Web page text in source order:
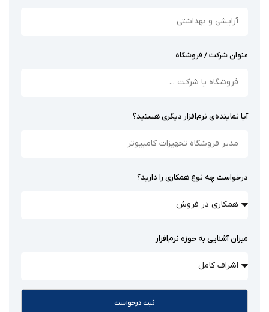
عنوان شرکت / فروشگاه
آیا نماینده‌ی نرم‌افزار دیگری هستید؟
درخواست چه نوع همکاری را دارید؟
میزان آشنایی به حوزه نرم‌افزار
ثبت درخواست